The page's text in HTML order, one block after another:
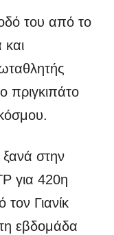
του από το
και
πριγκιπάτο
ξανά στην
για 420η
Γιανίκ
εβδομάδα